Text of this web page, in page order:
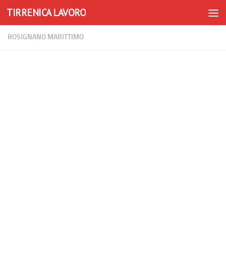
Skip to content
TIRRENICA LAVORO
ROSIGNANO MARITTIMO